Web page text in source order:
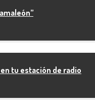
tu estación de radio